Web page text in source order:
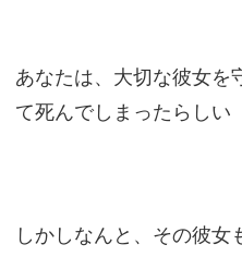
あなたは、大切な彼女を
て死んでしまったらしい
しかしなんと、その彼女